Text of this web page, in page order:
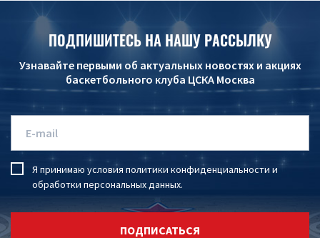
ПОДПИШИТЕСЬ НА НАШУ РАССЫЛКУ
Узнавайте первыми об актуальных новостях и акциях
баскетбольного клуба ЦСКА Москва
Я принимаю условия политики конфиденциальности и
обработки персональных данных.
ПОДПИСАТЬСЯ